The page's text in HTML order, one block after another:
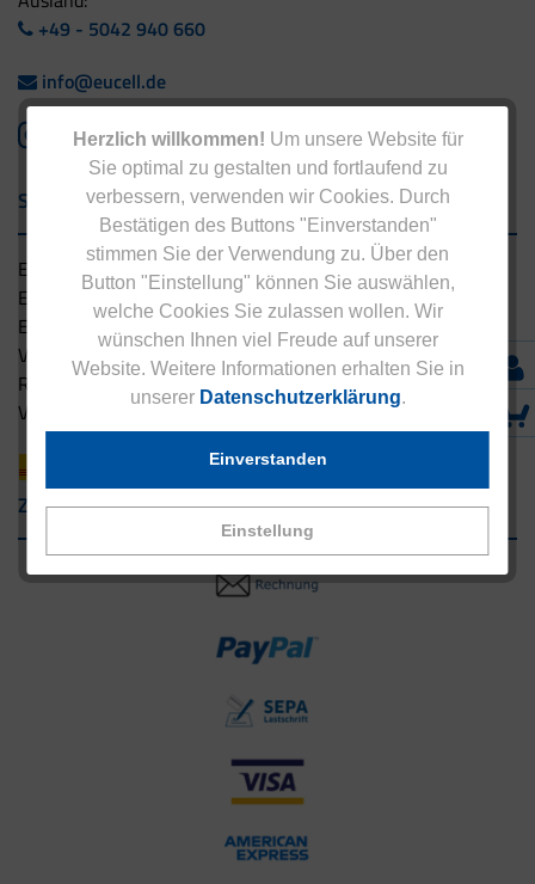
Herzlich willkommen! Um unsere Website für
Sie optimal zu gestalten und fortlaufend zu
verbessern, verwenden wir Cookies. Durch
Bestätigen des Buttons "Einverstanden"
stimmen Sie der Verwendung zu. Über den
Button "Einstellung" können Sie auswählen,
welche Cookies Sie zulassen wollen. Wir
wünschen Ihnen viel Freude auf unserer
Website. Weitere Informationen erhalten Sie in
unserer Datenschutzerklärung.
Einstellung
Einverstanden
+49 - 5042 940 660
info@eucell.de
Service & Versand
Eucell Gesundheitsservice
Eucell Ernährungscoach
Eucell Fitness Coach
Versandbedingungen
Rücksendung
Versandpartner innerhalb Deutschlands
Zahlungsarten